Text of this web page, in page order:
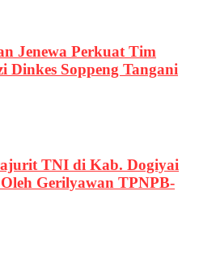
Jenewa Perkuat Tim
Dinkes Soppeng Tangani
TNI di Kab. Dogiyai
Gerilyawan TPNPB-